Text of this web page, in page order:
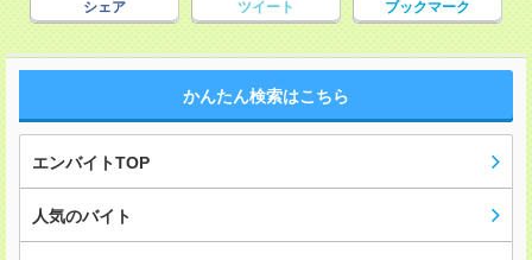
シェア ツイート ブックマーク
かんたん検索はこちら
エンバイトTOP
人気のバイト